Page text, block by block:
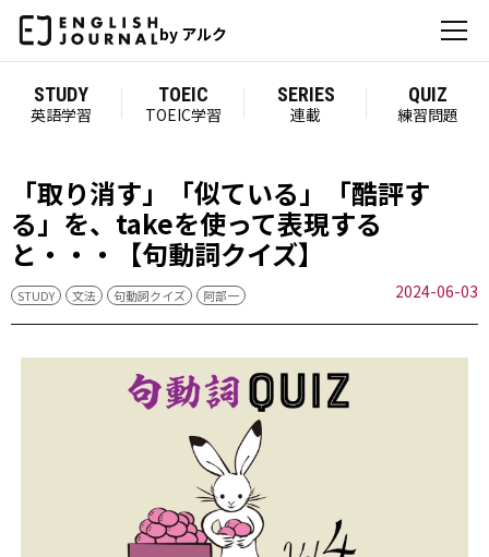
by アルク
STUDY
英語学習
TOEIC
TOEIC学習
SERIES
連載
QUIZ
練習問題
「取り消す」「似ている」「酷評す
る」を、takeを使って表現する
と・・・【句動詞クイズ】
STUDY 文法 句動詞クイズ 阿部一 2024-06-03